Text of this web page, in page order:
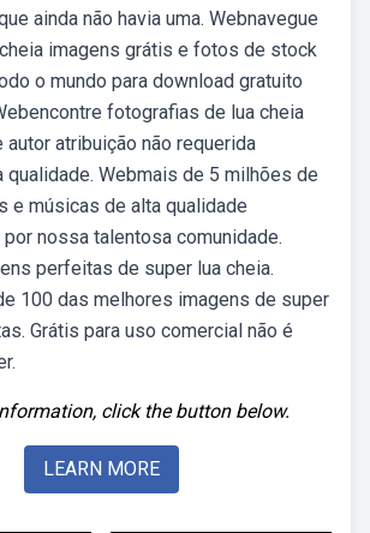
ainda não havia uma. Webnavegue
imagens grátis e fotos de stock
o mundo para download gratuito
fotografias de lua cheia
atribuição não requerida
qualidade. Webmais de 5 milhões de
e músicas de alta qualidade
nossa talentosa comunidade.
perfeitas de super lua cheia.
100 das melhores imagens de super
Grátis para uso comercial não é
click the button below.
LEARN MORE